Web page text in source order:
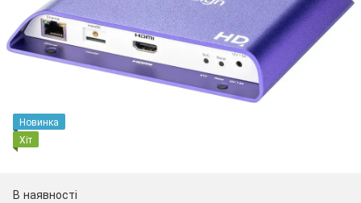
Новинка
Хіт
В наявності